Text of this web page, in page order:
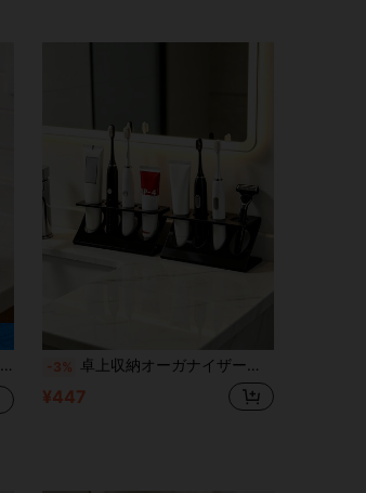
-3% 卓上収納オーガナイザー、歯ブラシと歯磨き粉の多機能ホルダー、カミソリ収納ラック; 歯ブラシホルダーと卓上収納ラックとして使用可能、バスルームアクセサリー、バスルームとキッチンに適し、スタイリッシュで実用的
¥447